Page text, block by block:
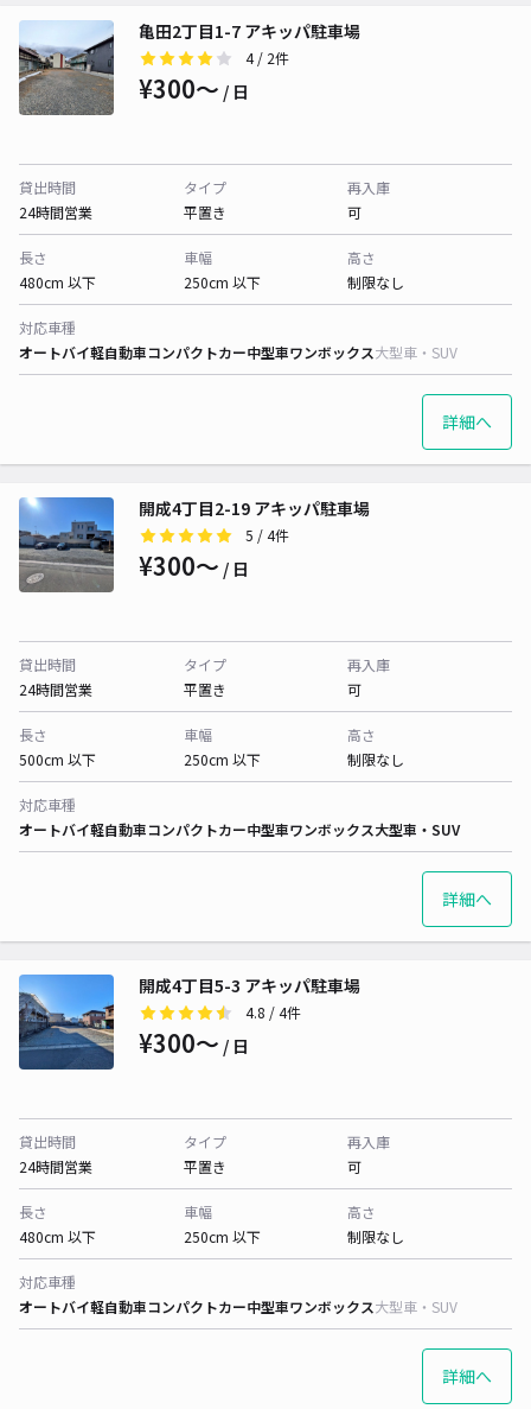
亀田2丁目1-7 アキッパ駐車場
4/ 2件
¥300〜 / 日
貸出時間
24時間営業
タイプ
平置き
再入庫
可
長さ
480cm 以下
車幅
250cm 以下
高さ
制限なし
対応車種
オートバイ軽自動車コンパクトカー中型車ワンボックス大型車・SUV
詳細へ
開成4丁目2-19 アキッパ駐車場
5 / 4件
¥300〜 / 日
貸出時間
24時間営業
タイプ
平置き
再入庫
可
長さ
500cm 以下
車幅
250cm 以下
高さ
制限なし
対応車種
オートバイ軽自動車コンパクトカー中型車ワンボックス大型車・SUV
詳細へ
開成4丁目5-3 アキッパ駐車場
4.8 / 4件
¥300〜 / 日
貸出時間
24時間営業
タイプ
平置き
再入庫
可
長さ
480cm 以下
車幅
250cm 以下
高さ
制限なし
対応車種
オートバイ軽自動車コンパクトカー中型車ワンボックス大型車・SUV
詳細へ